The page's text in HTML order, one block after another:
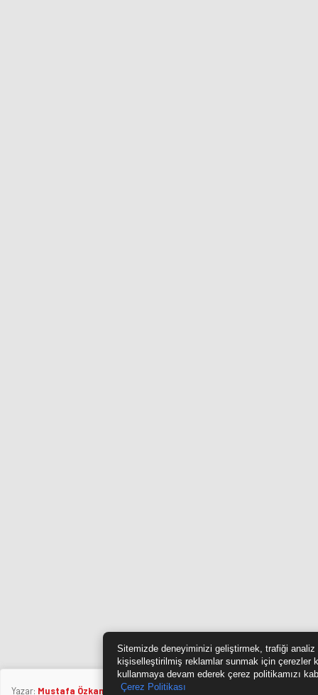
Yazar: Mustafa Özkan
Sitemizde deneyiminizi geliştirmek, trafiği analiz
kişiselleştirilmiş reklamlar sunmak için çerezler
kullanmaya devam ederek çerez politikamızı
Çerez Politikası